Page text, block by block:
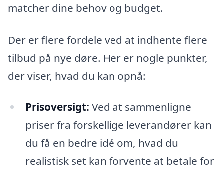
matcher dine behov og budget.
Der er flere fordele ved at indhente flere
tilbud på nye døre. Her er nogle punkter,
der viser, hvad du kan opnå:
Prisoversigt: Ved at sammenligne
priser fra forskellige leverandører kan
du få en bedre idé om, hvad du
realistisk set kan forvente at betale for